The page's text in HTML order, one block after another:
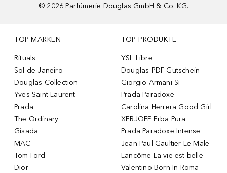
© 2026 Parfümerie Douglas GmbH & Co. KG.
TOP-MARKEN
Rituals
Sol de Janeiro
Douglas Collection
Yves Saint Laurent
Prada
The Ordinary
Gisada
MAC
Tom Ford
Dior
TOP PRODUKTE
YSL Libre
Douglas PDF Gutschein
Giorgio Armani Si
Prada Paradoxe
Carolina Herrera Good Girl
XERJOFF Erba Pura
Prada Paradoxe Intense
Jean Paul Gaultier Le Male
Lancôme La vie est belle
Valentino Born In Roma